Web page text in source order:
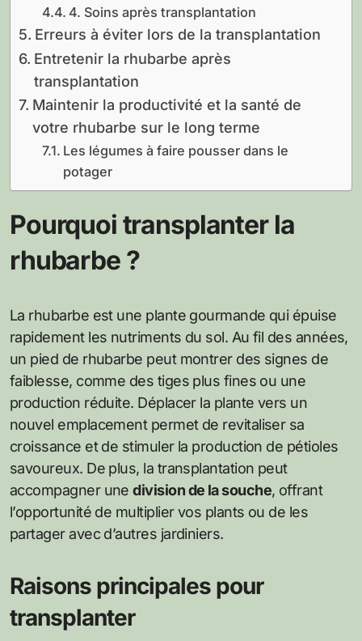
4. Soins après transplantation
Erreurs à éviter lors de la transplantation
Entretenir la rhubarbe après
transplantation
Maintenir la productivité et la santé de
votre rhubarbe sur le long terme
Les légumes à faire pousser dans le
potager
Pourquoi transplanter la
rhubarbe ?
La rhubarbe est une plante gourmande qui épuise
rapidement les nutriments du sol. Au fil des années,
un pied de rhubarbe peut montrer des signes de
faiblesse, comme des tiges plus fines ou une
production réduite. Déplacer la plante vers un
nouvel emplacement permet de revitaliser sa
croissance et de stimuler la production de pétioles
savoureux. De plus, la transplantation peut
accompagner unedivision de la souche, offrant
l’opportunité de multiplier vos plants ou de les
partager avec d’autres jardiniers.
Raisons principales pour
transplanter